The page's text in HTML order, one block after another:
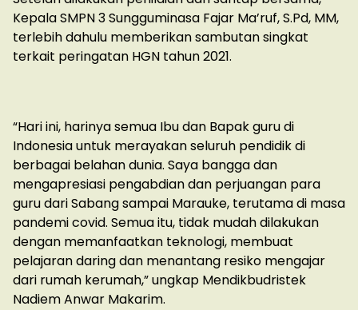
Kepala SMPN 3 Sungguminasa Fajar Ma’ruf, S.Pd, MM,
terlebih dahulu memberikan sambutan singkat
terkait peringatan HGN tahun 2021.
“Hari ini, harinya semua Ibu dan Bapak guru di
Indonesia untuk merayakan seluruh pendidik di
berbagai belahan dunia. Saya bangga dan
mengapresiasi pengabdian dan perjuangan para
guru dari Sabang sampai Marauke, terutama di masa
pandemi covid. Semua itu, tidak mudah dilakukan
dengan memanfaatkan teknologi, membuat
pelajaran daring dan menantang resiko mengajar
dari rumah kerumah,” ungkap Mendikbudristek
Nadiem Anwar Makarim.